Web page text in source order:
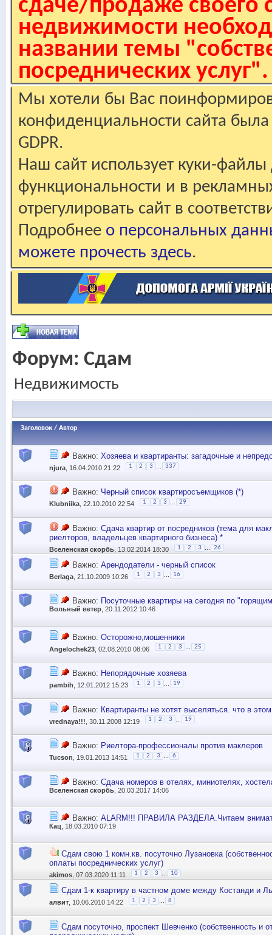
недвижимости
названии темы
посреднических услуг".
Мы хотели бы Вас
конфиденциальности сайта
GDPR.
Наш сайт использует куки-файлы
функциональности и в
отрегулировать сайт в
Подробнее о персональных
можете прочесть здесь.
Форум: Сдам
Недвижимость
Заголовок / Автор
Важно: Хозяева и квартиранты: загадочные и
njura , 16.04.2010 21:22 1 2 3 337
Важно: Черный список квартиросъемщиков (*)
Klubniika , 22.10.2010 22:54 1 2 3 29
Важно: Сдача квартир от посредников (тема для
риелторов, владельцев квартирного бизнеса) *
Вселенская скорбь , 13.02.2014 18:30 1 2 3 26
Важно: Арендодатели - черный список
Berlaga , 21.10.2009 10:26 1 2 3 ... 16
Важно: Посуточные квартиры на сегодня по
Вольный ветер , 20.11.2012 10:46
Важно: Осторожно,мошенники
Angelochek23 , 02.08.2010 08:06 1 2 3 25
Важно: Непорядочные хозяева
pambih , 12.01.2012 15:23 1 2 3 19
Важно: Квартиранты не хотят выселяться. что в
vrednaya!!! , 30.11.2008 12:19 1 2 3 19
Важно: Риелтора-профессионалы против маклеров
Tucson , 19.01.2013 14:51 1 2 3 6
Важно: Сдача номеров в отелях, миниотелях,
Вселенская скорбь , 20.03.2017 14:06
Важно: ALARM!!! ПРАВИЛА РАЗДЕЛА.Читаем
Кац , 18.03.2010 07:19
Сдам свою 1 комн.кв. посуточно Лузановка
оплаты посреднических услуг)
akimos , 07.03.2020 11:11 1 2 3 10
Сдам 1-к квартиру в частном доме между Костанди и
алвит , 10.06.2010 14:22 1 2 3 8
Сдам посуточно, проспект Шевченко (собственность и